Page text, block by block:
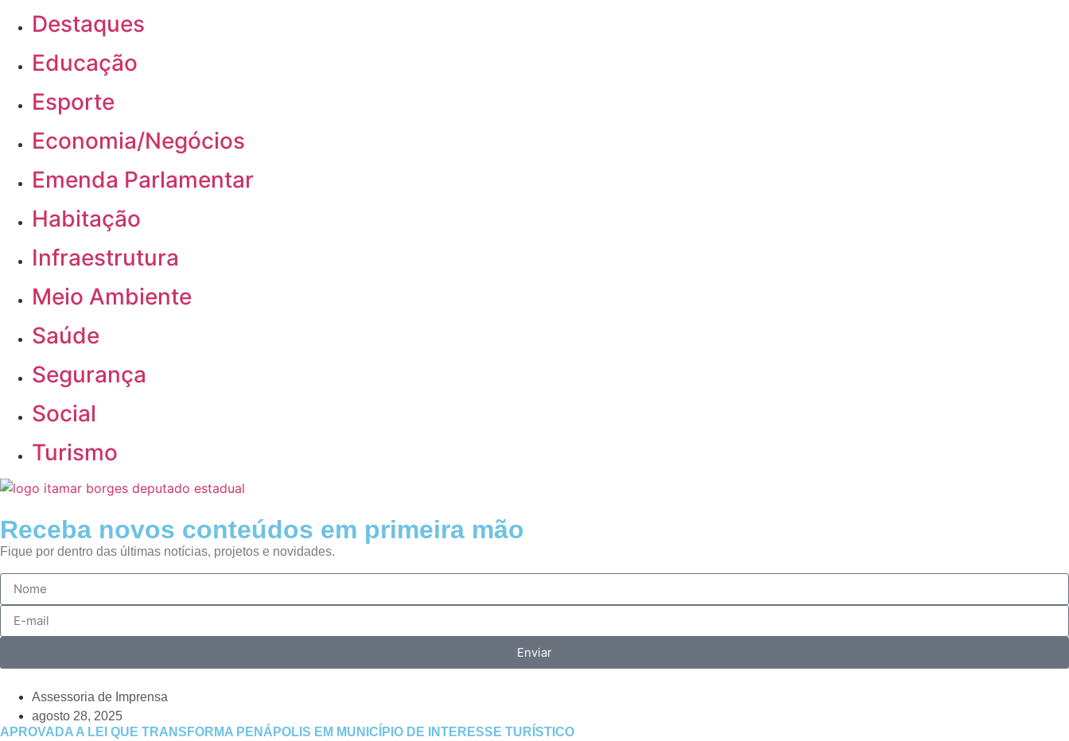
Destaques
Educação
Esporte
Economia/Negócios
Emenda Parlamentar
Habitação
Infraestrutura
Meio Ambiente
Saúde
Segurança
Social
Turismo
Receba novos conteúdos em primeira mão
Fique por dentro das últimas notícias, projetos e novidades.
Enviar
Assessoria de Imprensa
agosto 28, 2025
APROVADA A LEI QUE TRANSFORMA PENÁPOLIS EM MUNICÍPIO DE INTERESSE TURÍSTICO